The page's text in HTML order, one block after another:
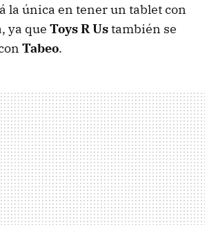
la única en tener un tablet con
ya que Toys R Ustambién se
Tabeo.